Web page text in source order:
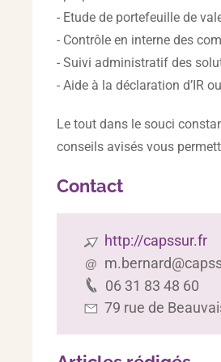
- Etude de portefeuille de
- Contrôle en interne des
- Suivi administratif des
- Aide à la déclaration d’IR ou
Le tout dans le souci
conseils avisés vous
Contact
http://capssur.fr
06 31 83 48 60
79 rue de